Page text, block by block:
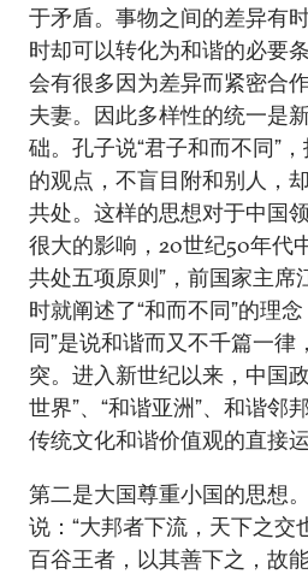
于矛盾。事物之间的差异有
时却可以转化为和谐的必要
会有很多因为差异而紧密合
夫妻。因此多样性的统一是
础。孔子说“君子和而不同”
的观点，不盲目附和别人，
共处。这样的思想对于中国
很大的影响，20世纪50年代
共处五项原则”，前国家主席
时就阐述了“和而不同”的理
同”是说和谐而又不千篇一律
突。进入新世纪以来，中国
世界”、“和谐亚洲”、和谐邻
传统文化和谐价值观的直接运
第二是大国尊重小国的思想
说：“大邦者下流，天下之交
百谷王者，以其善下之，故